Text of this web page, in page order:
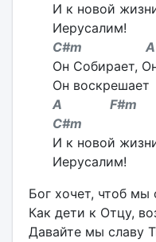
И к новой
Иерусалим!
Он Собирает,
Он воскрешает
А
С#m
И к новой
Иерусалим!
Бог хочет, чтоб мы
Как дети к Отцу,
Давайте мы славу